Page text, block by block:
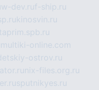
w-dev.ruf-ship.ru
kinosvin.ru
multiki-online.com
ostrov.ru
nix-files.org.ru
sputnikyes.ru